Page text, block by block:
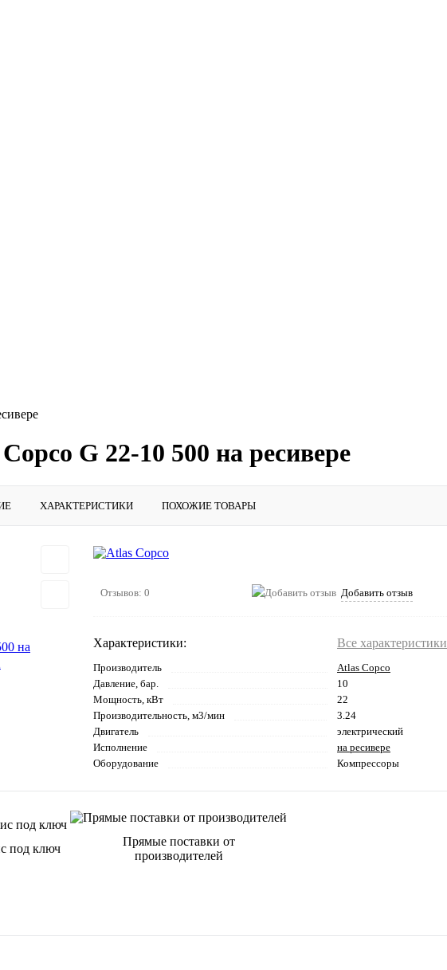
G 22-10 500 на ресивере
ХАРАКТЕРИСТИКИ ПОХОЖИЕ ТОВАРЫ
Отзывов: 0 Добавить отзыв
Характеристики: Все характеристики
Производитель
Atlas Copco
Давление, бар.
10
Мощность, кВт
22
Производительность, м3/мин
3.24
Двигатель
электрический
Исполнение
на ресивере
Оборудование
Компрессоры
под ключ
Прямые поставки от
производителей